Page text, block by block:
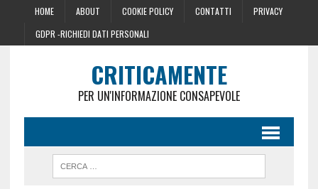
HOME ABOUT COOKIE POLICY CONTATTI
PRIVACY
GDPR -RICHIEDI DATI PERSONALI
CRITICAMENTE
PER UN'INFORMAZIONE CONSAPEVOLE